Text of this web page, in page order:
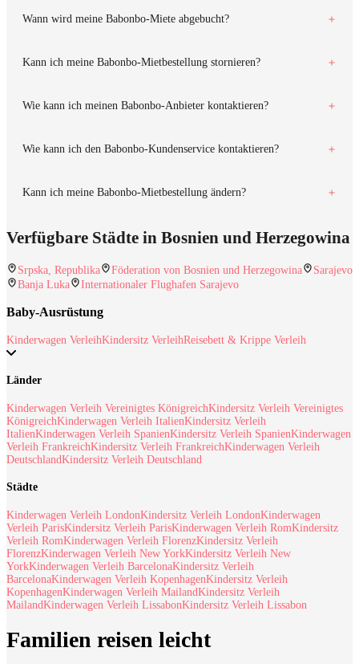
Wann wird meine Babonbo-Miete abgebucht?
Kann ich meine Babonbo-Mietbestellung stornieren?
Wie kann ich meinen Babonbo-Anbieter kontaktieren?
Wie kann ich den Babonbo-Kundenservice kontaktieren?
Kann ich meine Babonbo-Mietbestellung ändern?
Verfügbare Städte in Bosnien und Herzegowina
Srpska, Republika Föderation von Bosnien und Herzegowina
Sarajevo
Banja Luka
Internationaler Flughafen Sarajevo
Baby-Ausrüstung
Kinderwagen VerleihKindersitz VerleihReisebett & Krippe Verleih
Länder
Kinderwagen Verleih Vereinigtes KönigreichKindersitz Verleih Vereinigtes
KönigreichKinderwagen Verleih ItalienKindersitz Verleih
ItalienKinderwagen Verleih SpanienKindersitz Verleih SpanienKinderwagen
Verleih FrankreichKindersitz Verleih FrankreichKinderwagen Verleih
DeutschlandKindersitz Verleih Deutschland
Städte
Kinderwagen Verleih LondonKindersitz Verleih LondonKinderwagen
Verleih ParisKindersitz Verleih ParisKinderwagen Verleih RomKindersitz
Verleih RomKinderwagen Verleih FlorenzKindersitz Verleih
FlorenzKinderwagen Verleih New YorkKindersitz Verleih New
YorkKinderwagen Verleih BarcelonaKindersitz Verleih
BarcelonaKinderwagen Verleih KopenhagenKindersitz Verleih
KopenhagenKinderwagen Verleih MailandKindersitz Verleih
MailandKinderwagen Verleih LissabonKindersitz Verleih Lissabon
Familien reisen leicht